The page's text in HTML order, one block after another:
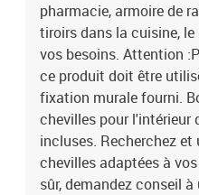
pharmacie, armoire de
tiroirs dans la cuisine, le
vos besoins. Attention
ce produit doit être
fixation murale fourni.
chevilles pour l'intérieur
incluses. Recherchez
chevilles adaptées à
sûr, demandez conseil